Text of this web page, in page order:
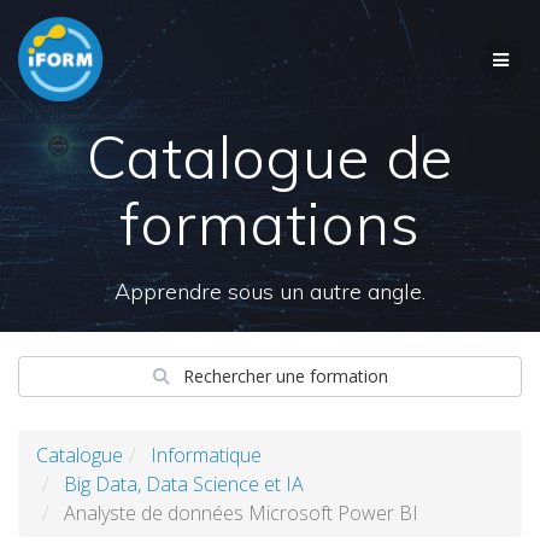
content
Catalogue de
formations
Apprendre sous un autre angle.
Rechercher une formation
Catalogue
Informatique
Big Data, Data Science et IA
Analyste de données Microsoft Power BI